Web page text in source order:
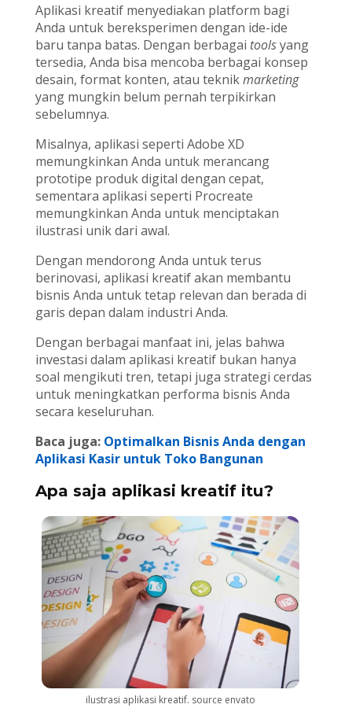
Aplikasi kreatif menyediakan platform bagi
Anda untuk bereksperimen dengan ide-ide
baru tanpa batas. Dengan berbagai toolsyang
tersedia, Anda bisa mencoba berbagai konsep
desain, format konten, atau teknikmarketing
yang mungkin belum pernah terpikirkan
sebelumnya.
Misalnya, aplikasi seperti Adobe XD
memungkinkan Anda untuk merancang
prototipe produk digital dengan cepat,
sementara aplikasi seperti Procreate
memungkinkan Anda untuk menciptakan
ilustrasi unik dari awal.
Dengan mendorong Anda untuk terus
berinovasi, aplikasi kreatif akan membantu
bisnis Anda untuk tetap relevan dan berada di
garis depan dalam industri Anda.
Dengan berbagai manfaat ini, jelas bahwa
investasi dalam aplikasi kreatif bukan hanya
soal mengikuti tren, tetapi juga strategi cerdas
untuk meningkatkan performa bisnis Anda
secara keseluruhan.
Baca juga: Optimalkan Bisnis Anda dengan
Aplikasi Kasir untuk Toko Bangunan
Apa saja aplikasi kreatif itu?
ilustrasi aplikasi kreatif. source envato